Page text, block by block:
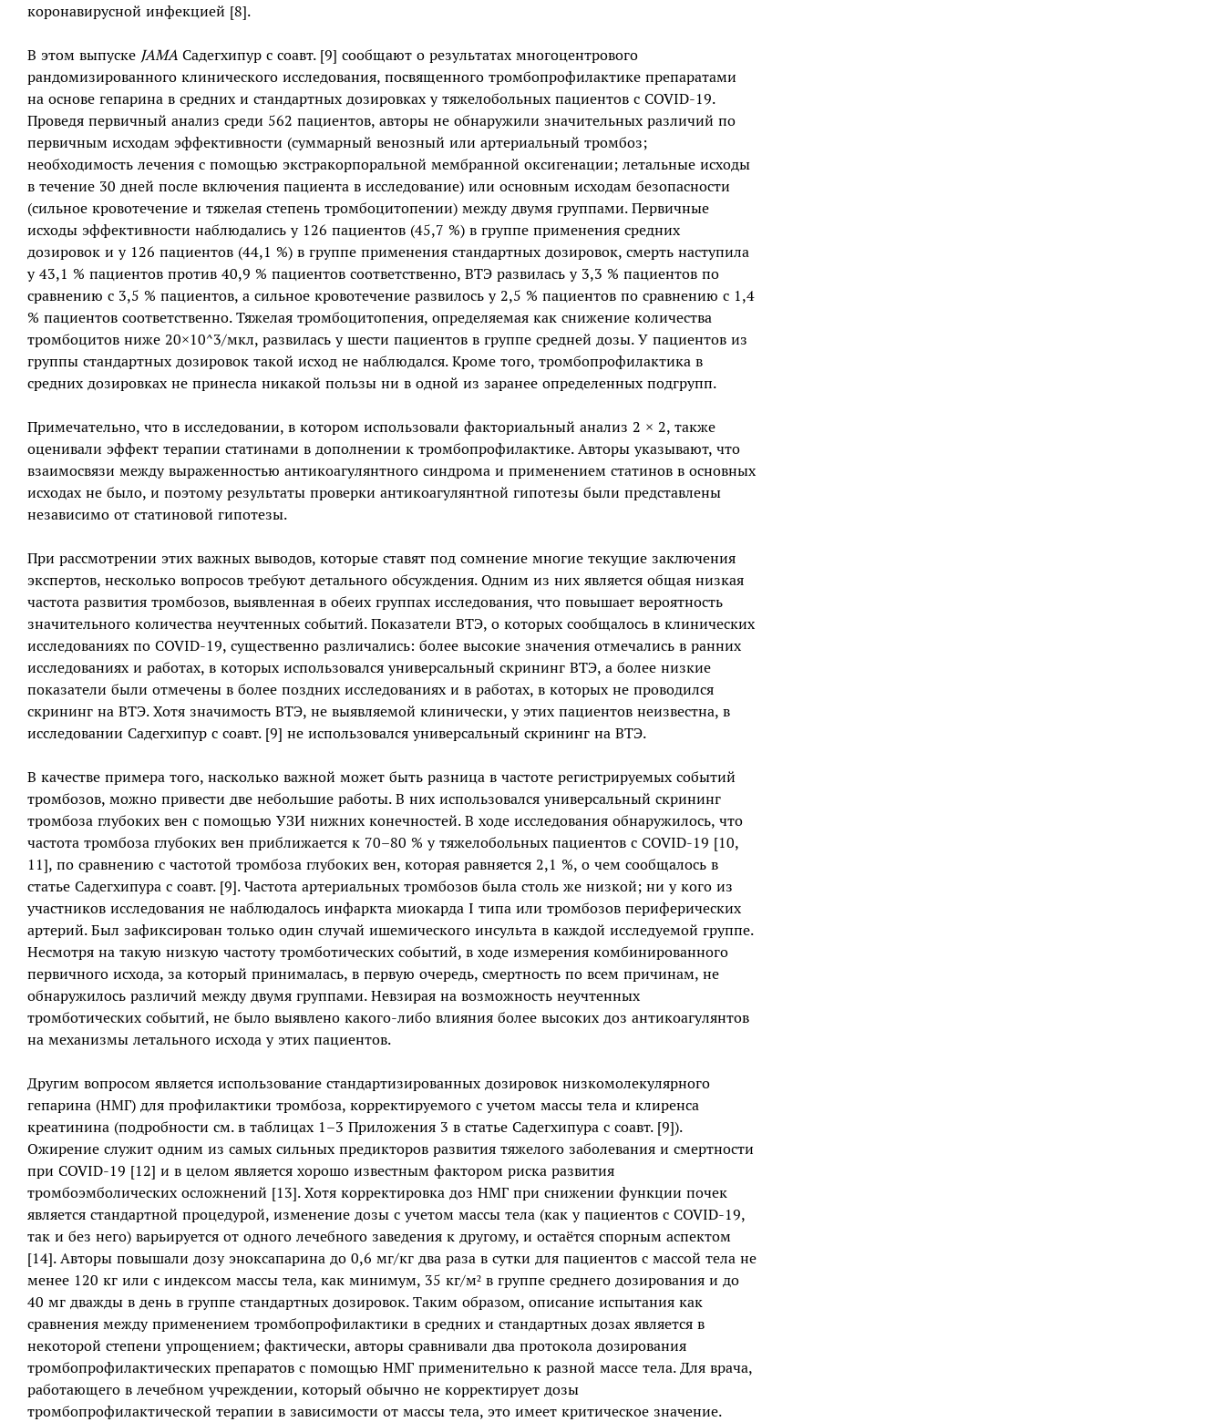
коронавирусной инфекцией [8].
В этом выпуске JAMA Садегхипур с соавт. [9] сообщают о результатах многоцентрового
рандомизированного клинического исследования, посвященного тромбопрофилактике препаратами
на основе гепарина в средних и стандартных дозировках у тяжелобольных пациентов с COVID-19.
Проведя первичный анализ среди 562 пациентов, авторы не обнаружили значительных различий по
первичным исходам эффективности (суммарный венозный или артериальный тромбоз;
необходимость лечения с помощью экстракорпоральной мембранной оксигенации; летальные исходы
в течение 30 дней после включения пациента в исследование) или основным исходам безопасности
(сильное кровотечение и тяжелая степень тромбоцитопении) между двумя группами. Первичные
исходы эффективности наблюдались у 126 пациентов (45,7 %) в группе применения средних
дозировок и у 126 пациентов (44,1 %) в группе применения стандартных дозировок, смерть наступила
у 43,1 % пациентов против 40,9 % пациентов соответственно, ВТЭ развилась у 3,3 % пациентов по
сравнению с 3,5 % пациентов, а сильное кровотечение развилось у 2,5 % пациентов по сравнению с 1,4
% пациентов соответственно. Тяжелая тромбоцитопения, определяемая как снижение количества
тромбоцитов ниже 20×10^3/мкл, развилась у шести пациентов в группе средней дозы. У пациентов из
группы стандартных дозировок такой исход не наблюдался. Кроме того, тромбопрофилактика в
средних дозировках не принесла никакой пользы ни в одной из заранее определенных подгрупп.
Примечательно, что в исследовании, в котором использовали факториальный анализ 2 × 2, также
оценивали эффект терапии статинами в дополнении к тромбопрофилактике. Авторы указывают, что
взаимосвязи между выраженностью антикоагулянтного синдрома и применением статинов в основных
исходах не было, и поэтому результаты проверки антикоагулянтной гипотезы были представлены
независимо от статиновой гипотезы.
При рассмотрении этих важных выводов, которые ставят под сомнение многие текущие заключения
экспертов, несколько вопросов требуют детального обсуждения. Одним из них является общая низкая
частота развития тромбозов, выявленная в обеих группах исследования, что повышает вероятность
значительного количества неучтенных событий. Показатели ВТЭ, о которых сообщалось в клинических
исследованиях по COVID-19, существенно различались: более высокие значения отмечались в ранних
исследованиях и работах, в которых использовался универсальный скрининг ВТЭ, а более низкие
показатели были отмечены в более поздних исследованиях и в работах, в которых не проводился
скрининг на ВТЭ. Хотя значимость ВТЭ, не выявляемой клинически, у этих пациентов неизвестна, в
исследовании Садегхипур с соавт. [9] не использовался универсальный скрининг на ВТЭ.
В качестве примера того, насколько важной может быть разница в частоте регистрируемых событий
тромбозов, можно привести две небольшие работы. В них использовался универсальный скрининг
тромбоза глубоких вен с помощью УЗИ нижних конечностей. В ходе исследования обнаружилось, что
частота тромбоза глубоких вен приближается к 70–80 % у тяжелобольных пациентов с COVID-19 [10,
11], по сравнению с частотой тромбоза глубоких вен, которая равняется 2,1 %, о чем сообщалось в
статье Садегхипура с соавт. [9]. Частота артериальных тромбозов была столь же низкой; ни у кого из
участников исследования не наблюдалось инфаркта миокарда I типа или тромбозов периферических
артерий. Был зафиксирован только один случай ишемического инсульта в каждой исследуемой группе.
Несмотря на такую низкую частоту тромботических событий, в ходе измерения комбинированного
первичного исхода, за который принималась, в первую очередь, смертность по всем причинам, не
обнаружилось различий между двумя группами. Невзирая на возможность неучтенных
тромботических событий, не было выявлено какого-либо влияния более высоких доз антикоагулянтов
на механизмы летального исхода у этих пациентов.
Другим вопросом является использование стандартизированных дозировок низкомолекулярного
гепарина (НМГ) для профилактики тромбоза, корректируемого с учетом массы тела и клиренса
креатинина (подробности см. в таблицах 1–3 Приложения 3 в статье Садегхипура с соавт. [9]).
Ожирение служит одним из самых сильных предикторов развития тяжелого заболевания и смертности
при COVID-19 [12] и в целом является хорошо известным фактором риска развития
тромбоэмболических осложнений [13]. Хотя корректировка доз НМГ при снижении функции почек
является стандартной процедурой, изменение дозы с учетом массы тела (как у пациентов с COVID-19,
так и без него) варьируется от одного лечебного заведения к другому, и остаётся спорным аспектом
[14]. Авторы повышали дозу эноксапарина до 0,6 мг/кг два раза в сутки для пациентов с массой тела не
менее 120 кг или с индексом массы тела, как минимум, 35 кг/м² в группе среднего дозирования и до
40 мг дважды в день в группе стандартных дозировок. Таким образом, описание испытания как
сравнения между применением тромбопрофилактики в средних и стандартных дозах является в
некоторой степени упрощением; фактически, авторы сравнивали два протокола дозирования
тромбопрофилактических препаратов с помощью НМГ применительно к разной массе тела. Для врача,
работающего в лечебном учреждении, который обычно не корректирует дозы
тромбопрофилактической терапии в зависимости от массы тела, это имеет критическое значение.